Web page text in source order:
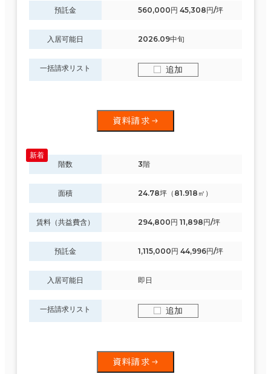
預託金 560,000円 45,308円/坪
入居可能日 2026.09中旬
一括請求リスト 追加
資料請求
階数 3階
面積 24.78坪（81.918㎡）
賃料（共益費含） 294,800円 11,898円/坪
預託金 1,115,000円 44,996円/坪
入居可能日 即日
一括請求リスト 追加
資料請求